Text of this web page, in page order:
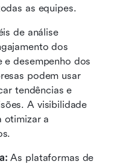
as equipes.
de análise
dos
desempenho dos
podem usar
tendências e
A visibilidade
otimizar a
As plataformas de